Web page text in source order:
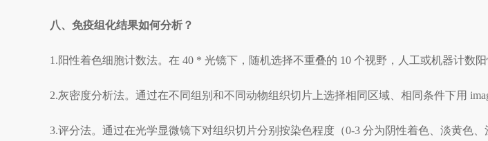
八、免疫组化结果如何分析？
1.阳性着色细胞计数法。在 40 * 光镜下，随机选择不重叠的 10 个视野，人工或机器计数
2.灰密度分析法。通过在不同组别和不同动物组织切片上选择相同区域、相同条件下用
3.评分法。通过在光学显微镜下对组织切片分别按染色程度（0-3 分为阴性着色、淡黄色